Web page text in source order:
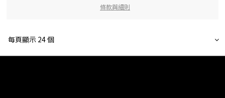
條款與細則
每頁顯示 24 個